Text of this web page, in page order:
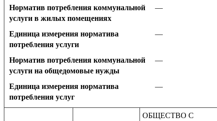
Норматив потребления коммунальной
услуги в жилых помещениях
—
Единица измерения норматива
потребления услуги
—
Норматив потребления коммунальной
услуги на общедомовые нужды
—
Единица измерения норматива
потребления услуг
—
ОБЩЕСТВО С